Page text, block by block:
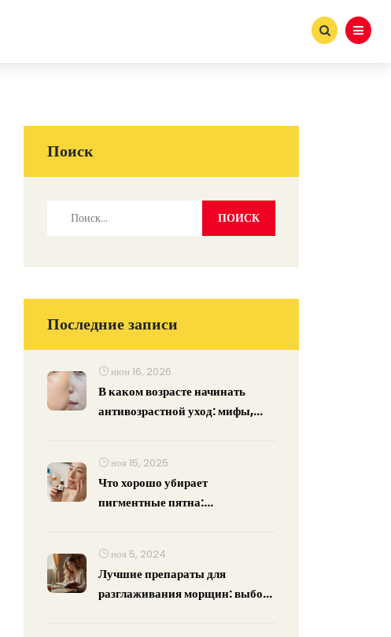
Поиск
Последние записи
июн 16, 2026
В каком возрасте начинать
антивозрастной уход: мифы,
ноя 15, 2025
Что хорошо убирает
пигментные пятна:
ноя 5, 2024
Лучшие препараты для
разглаживания морщин: выбор